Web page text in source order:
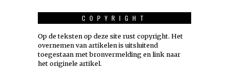
COPYRIGHT
Op de teksten op deze site rust copyright. Het
overnemen van artikelen is uitsluitend
toegestaan met bronvermelding en link naar
het originele artikel.